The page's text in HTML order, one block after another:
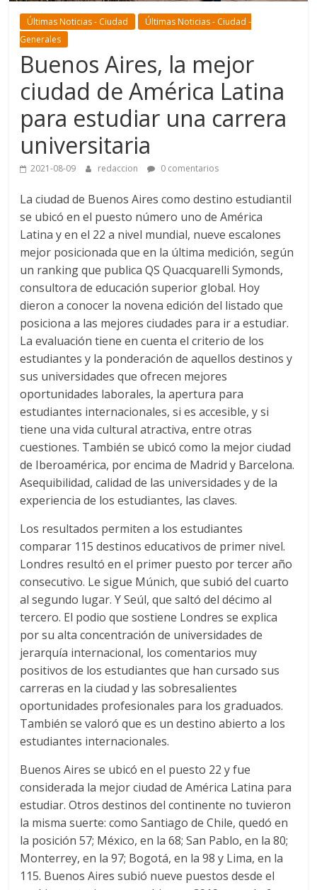
Últimas Noticias - Ciudad
Últimas Noticias - Ciudad -
Generales
Buenos Aires, la mejor
ciudad de América Latina
para estudiar una carrera
universitaria
2021-08-09 redaccion 0 comentarios
La ciudad de Buenos Aires como destino estudiantil
se ubicó en el puesto número uno de América
Latina y en el 22 a nivel mundial, nueve escalones
mejor posicionada que en la última medición, según
un ranking que publica QS Quacquarelli Symonds,
consultora de educación superior global. Hoy
dieron a conocer la novena edición del listado que
posiciona a las mejores ciudades para ir a estudiar.
La evaluación tiene en cuenta el criterio de los
estudiantes y la ponderación de aquellos destinos y
sus universidades que ofrecen mejores
oportunidades laborales, la apertura para
estudiantes internacionales, si es accesible, y si
tiene una vida cultural atractiva, entre otras
cuestiones. También se ubicó como la mejor ciudad
de Iberoamérica, por encima de Madrid y Barcelona.
Asequibilidad, calidad de las universidades y de la
experiencia de los estudiantes, las claves.
Los resultados permiten a los estudiantes
comparar 115 destinos educativos de primer nivel.
Londres resultó en el primer puesto por tercer año
consecutivo. Le sigue Múnich, que subió del cuarto
al segundo lugar. Y Seúl, que saltó del décimo al
tercero. El podio que sostiene Londres se explica
por su alta concentración de universidades de
jerarquía internacional, los comentarios muy
positivos de los estudiantes que han cursado sus
carreras en la ciudad y las sobresalientes
oportunidades profesionales para los graduados.
También se valoró que es un destino abierto a los
estudiantes internacionales.
Buenos Aires se ubicó en el puesto 22 y fue
considerada la mejor ciudad de América Latina para
estudiar. Otros destinos del continente no tuvieron
la misma suerte: como Santiago de Chile, quedó en
la posición 57; México, en la 68; San Pablo, en la 80;
Monterrey, en la 97; Bogotá, en la 98 y Lima, en la
115. Buenos Aires subió nueve puestos desde el